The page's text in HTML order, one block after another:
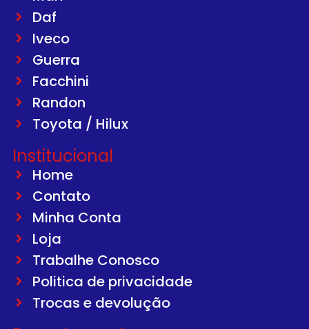
Daf
Iveco
Guerra
Facchini
Randon
Toyota / Hilux
Institucional
Home
Contato
Minha Conta
Loja
Trabalhe Conosco
Politica de privacidade
Trocas e devolução